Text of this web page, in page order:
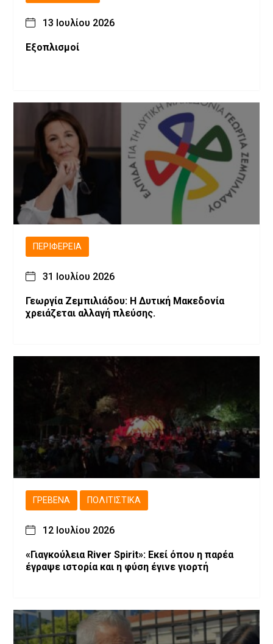
13 Ιουλίου 2026
Εξοπλισμοί
ΠΕΡΙΦΈΡΕΙΑ
31 Ιουλίου 2026
Γεωργία Ζεμπιλιάδου: Η Δυτική Μακεδονία
χρειάζεται αλλαγή πλεύσης.
ΓΡΕΒΕΝΆ ΠΟΛΙΤΙΣΤΙΚΆ
12 Ιουλίου 2026
«Γιαγκούλεια River Spirit»: Εκεί όπου η παρέα
έγραψε ιστορία και η φύση έγινε γιορτή